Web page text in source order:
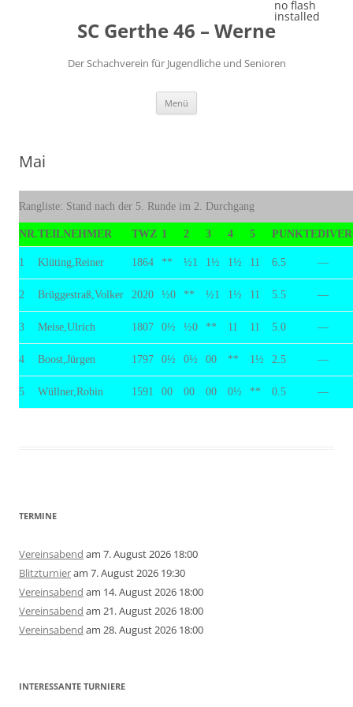
SC Gerthe 46 – Werne
Der Schachverein für Jugendliche und Senioren
Menü
Mai
Rangliste: Stand nach der 5. Runde im 2. Durchgang
NR.TEILNEHMER TWZ 1 2 3 4 5 PUNKTE
1 Klüting,Reiner 1864 ** ½1 1½ 1½ 11 6.5 —
2 Brüggestraß,Volker 2020 ½0 ** ½1 1½ 11 5.5 —
3 Meise,Ulrich 1807 0½ ½0 ** 11 11 5.0 —
4 Boost,Jürgen 1797 0½ 0½ 00 ** 1½ 2.5 —
5 Wüllner,Robin 1591 00 00 00 0½ ** 0.5 —
TERMINE
Vereinsabend am 7. August 2026 18:00
Blitzturnieram 7. August 2026 19:30
Vereinsabend am 14. August 2026 18:00
Vereinsabend am 21. August 2026 18:00
Vereinsabend am 28. August 2026 18:00
INTERESSANTE TURNIERE
no flash
installed